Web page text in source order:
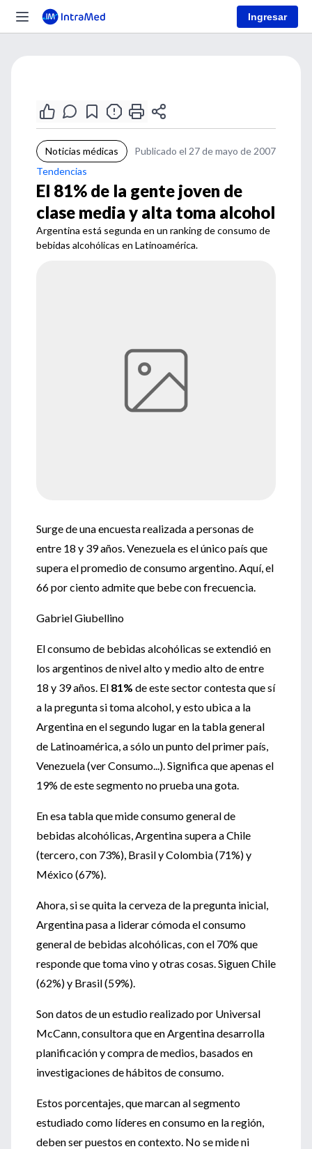
Ingresar
Noticias médicas
Publicado el 27 de mayo de 2007
Tendencias
El 81% de la gente joven de
clase media y alta toma alcohol
Argentina está segunda en un ranking de consumo de
bebidas alcohólicas en Latinoamérica.
Surge de una encuesta realizada a personas de
entre 18 y 39 años. Venezuela es el único país que
supera el promedio de consumo argentino. Aquí, el
66 por ciento admite que bebe con frecuencia.
Gabriel Giubellino
El consumo de bebidas alcohólicas se extendió en
los argentinos de nivel alto y medio alto de entre
18 y 39 años. El 81% de este sector contesta que sí
a la pregunta si toma alcohol, y esto ubica a la
Argentina en el segundo lugar en la tabla general
de Latinoamérica, a sólo un punto del primer país,
Venezuela (ver Consumo...). Significa que apenas el
19% de este segmento no prueba una gota.
En esa tabla que mide consumo general de
bebidas alcohólicas, Argentina supera a Chile
(tercero, con 73%), Brasil y Colombia (71%) y
México (67%).
Ahora, si se quita la cerveza de la pregunta inicial,
Argentina pasa a liderar cómoda el consumo
general de bebidas alcohólicas, con el 70% que
responde que toma vino y otras cosas. Siguen Chile
(62%) y Brasil (59%).
Son datos de un estudio realizado por Universal
McCann, consultora que en Argentina desarrolla
planificación y compra de medios, basados en
investigaciones de hábitos de consumo.
Estos porcentajes, que marcan al segmento
estudiado como líderes en consumo en la región,
deben ser puestos en contexto. No se mide ni